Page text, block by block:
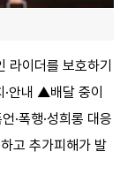
라이더를 보호하기
안내 ▲배달 중이
·폭행·성희롱 대응
고 추가피해가 발